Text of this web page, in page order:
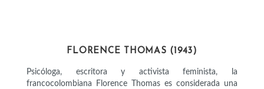
FLORENCE THOMAS (1943)
Psicóloga, escritora y activista feminista, la
francocolombiana Florence Thomas es considerada una